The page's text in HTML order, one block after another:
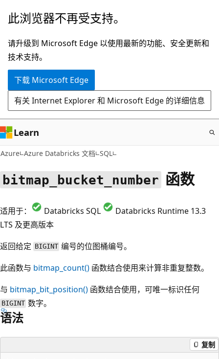
跳
主
要
内
此浏览器不再受支持。
请升级到 Microsoft Edge 以使用最新的功能、安全更新和
技术支持。
下载 Microsoft Edge
有关 Internet Explorer 和 Microsoft Edge 的详细信息
Learn
Azure Azure Databricks 文档 SQL
bitmap_bucket_number 函数
适用于： Databricks SQL
Databricks Runtime 13.3
LTS 及更高版本
返回给定 BIGINT 编号的位图桶编号。
此函数与 bitmap_count() 函数结合使用来计算非重复整数。
与 bitmap_bit_position() 函数结合使用，可唯一标识任何
BIGINT 数字。
语法
复制